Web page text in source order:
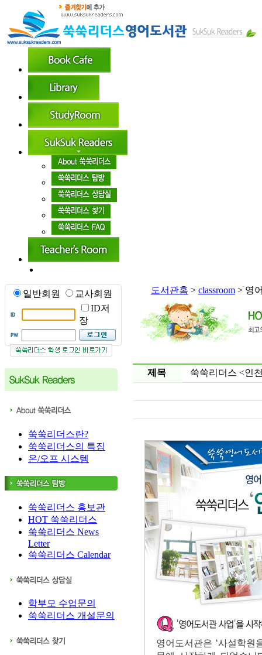
일반회원
교사회원
ID저
장
쑥쑥리더스란?
쑥쑥리더스의 특징
온/오프 시스템
쑥쑥리더스 홍보관
HOT 쑥쑥리더스
쑥쑥리더스 News
Letter
쑥쑥리더스 Calendar
학부모 수업문의
쑥쑥리더스 개설문의
도서관홈 > classroom > 영
제목 쑥쑥리더스 <인
영어도서관은 ‘사설학원